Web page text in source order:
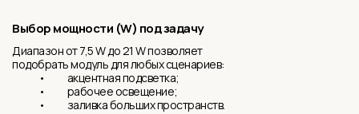
Выбор мощности (W) под задачу
Диапазон от 7,5 W до 21 W позволяет
подобрать модуль для любых сценариев:
• акцентная подсветка;
• рабочее освещение;
• заливка больших пространств.